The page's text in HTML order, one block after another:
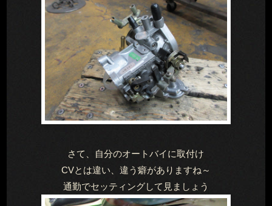
さて、自分のオートバイに取付け
CVとは違い、違う癖がありますね～
通勤でセッティングして見ましょう